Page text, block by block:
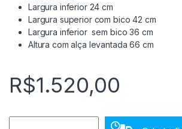
Largura inferior 24 cm
Largura superior com bico 42 cm
Largura inferior sem bico 36 cm
Altura com alça levantada 66 cm
R$1.520,00